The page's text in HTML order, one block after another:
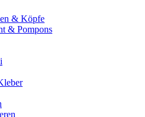
& Köpfe
& Pompons